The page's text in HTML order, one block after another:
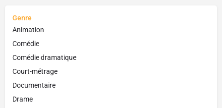
Genre
Animation
Comédie
Comédie dramatique
Court-métrage
Documentaire
Drame